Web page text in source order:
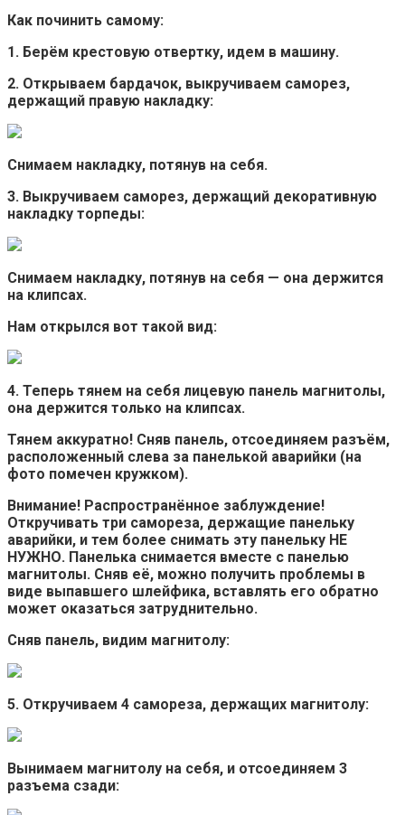
Как починить самому:
1. Берём крестовую отвертку, идем в машину.
2. Открываем бардачок, выкручиваем саморез,
держащий правую накладку:
Снимаем накладку, потянув на себя.
3. Выкручиваем саморез, держащий декоративную
накладку торпеды:
Снимаем накладку, потянув на себя — она держится
на клипсах.
Нам открылся вот такой вид:
4. Теперь тянем на себя лицевую панель магнитолы,
она держится только на клипсах.
Тянем аккуратно! Сняв панель, отсоединяем разъём,
расположенный слева за панелькой аварийки (на
фото помечен кружком).
Внимание! Распространённое заблуждение!
Откручивать три самореза, держащие панельку
аварийки, и тем более снимать эту панельку НЕ
НУЖНО. Панелька снимается вместе с панелью
магнитолы. Сняв её, можно получить проблемы в
виде выпавшего шлейфика, вставлять его обратно
может оказаться затруднительно.
Сняв панель, видим магнитолу:
5. Откручиваем 4 самореза, держащих магнитолу:
Вынимаем магнитолу на себя, и отсоединяем 3
разъема сзади: